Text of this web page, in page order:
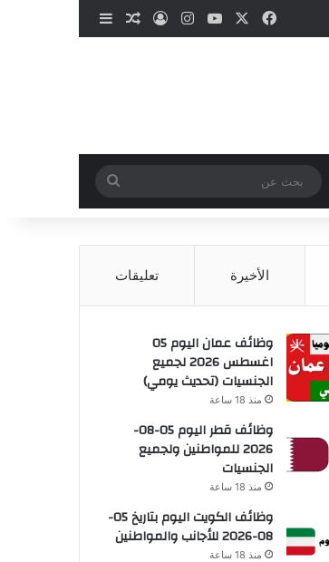
فيسبوك ‫YouTubeانستقرامتسجيل الدخول
مقال عشوائي
مقال عشوائي
عن
الأخيرة تعليقات
وظائف عمان اليوم 05
اغسطس 2026 لجميع
الجنسيات (تحديث يومي)
منذ 18 ساعة
وظائف قطر اليوم 05-08-
2026 للمواطنين ولجميع
الجنسيات
منذ 18 ساعة
وظائف الكويت اليوم بتاريخ 05-
08-2026 للأجانب والمواطنين
منذ 18 ساعة